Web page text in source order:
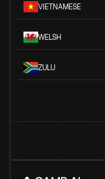
VIETNAMESE
WELSH
ZULU